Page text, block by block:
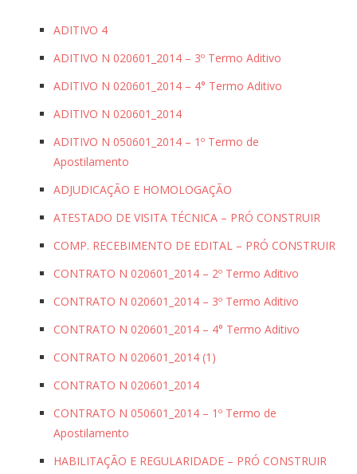
ADITIVO 4
ADITIVO N 020601_2014 – 3º Termo Aditivo
ADITIVO N 020601_2014 – 4° Termo Aditivo
ADITIVO N 020601_2014
ADITIVO N 050601_2014 – 1º Termo de
Apostilamento
ADJUDICAÇÃO E HOMOLOGAÇÃO
ATESTADO DE VISITA TÉCNICA – PRÓ CONSTRUIR
COMP. RECEBIMENTO DE EDITAL – PRÓ CONSTRUIR
CONTRATO N 020601_2014 – 2º Termo Aditivo
CONTRATO N 020601_2014 – 3º Termo Aditivo
CONTRATO N 020601_2014 – 4° Termo Aditivo
CONTRATO N 020601_2014 (1)
CONTRATO N 020601_2014
CONTRATO N 050601_2014 – 1º Termo de
Apostilamento
HABILITAÇÃO E REGULARIDADE – PRÓ CONSTRUIR